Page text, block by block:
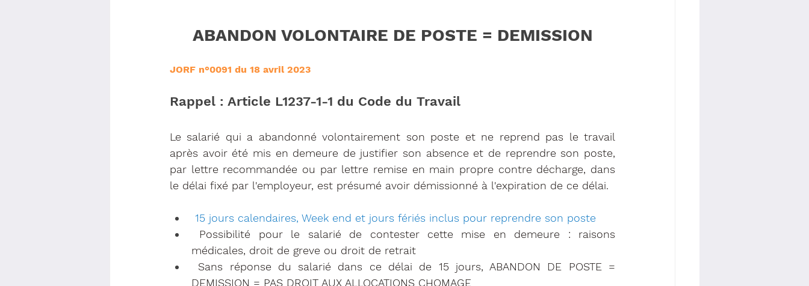
ABANDON VOLONTAIRE DE POSTE = DEMISSION
JORF n°0091 du 18 avril 2023
Rappel : Article L1237-1-1 du Code du Travail
Le salarié qui a abandonné volontairement son poste et ne reprend pas le travail
après avoir été mis en demeure de justifier son absence et de reprendre son poste,
par lettre recommandée ou par lettre remise en main propre contre décharge, dans
le délai fixé par l'employeur, est présumé avoir démissionné à l'expiration de ce délai.
15 jours calendaires, Week end et jours fériés inclus pour reprendre son poste
Possibilité pour le salarié de contester cette mise en demeure : raisons
médicales, droit de greve ou droit de retrait
DEMISSION = PAS DROIT AUX ALLOCATIONS CHOMAGE